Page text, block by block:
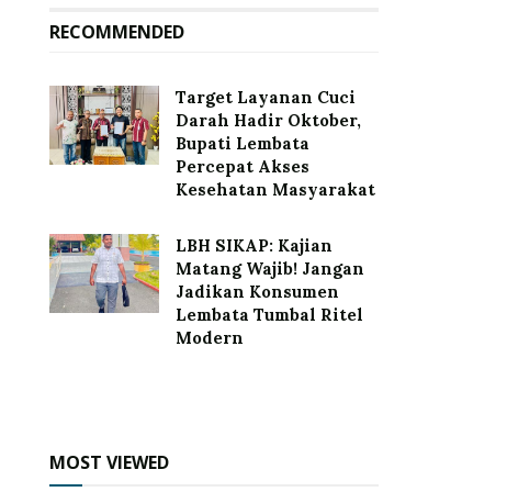
RECOMMENDED
Target Layanan Cuci
Darah Hadir Oktober,
Bupati Lembata
Percepat Akses
Kesehatan Masyarakat
LBH SIKAP: Kajian
Matang Wajib! Jangan
Jadikan Konsumen
Lembata Tumbal Ritel
Modern
MOST VIEWED